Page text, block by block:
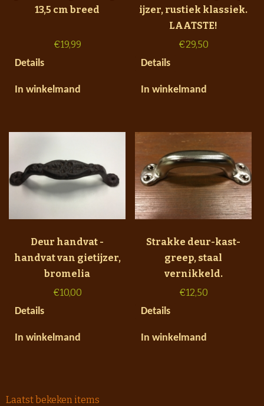
13,5 cm breed
€19,99
Details
In winkelmand
ijzer, rustiek klassiek.
LAATSTE!
€29,50
Details
In winkelmand
Deur handvat -
handvat van gietijzer,
bromelia
€10,00
Details
In winkelmand
Strakke deur-kast-
greep, staal
vernikkeld.
€12,50
Details
In winkelmand
Laatst bekeken items